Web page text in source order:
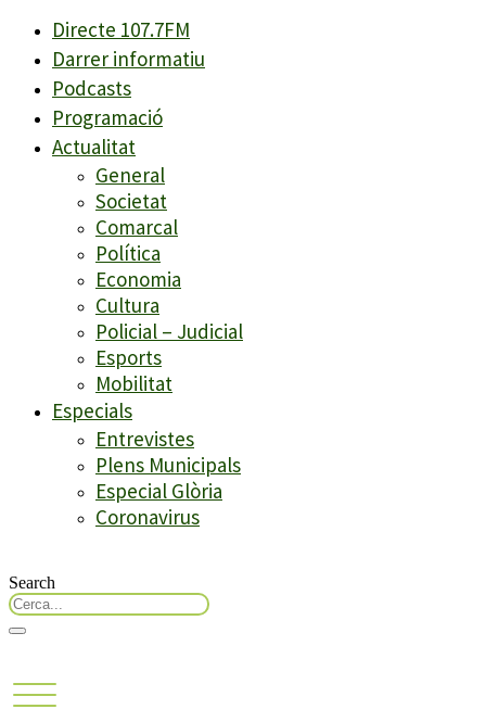
Directe 107.7FM
Darrer informatiu
Podcasts
Programació
Actualitat
General
Societat
Comarcal
Política
Economia
Cultura
Policial – Judicial
Esports
Mobilitat
Especials
Entrevistes
Plens Municipals
Especial Glòria
Coronavirus
Search